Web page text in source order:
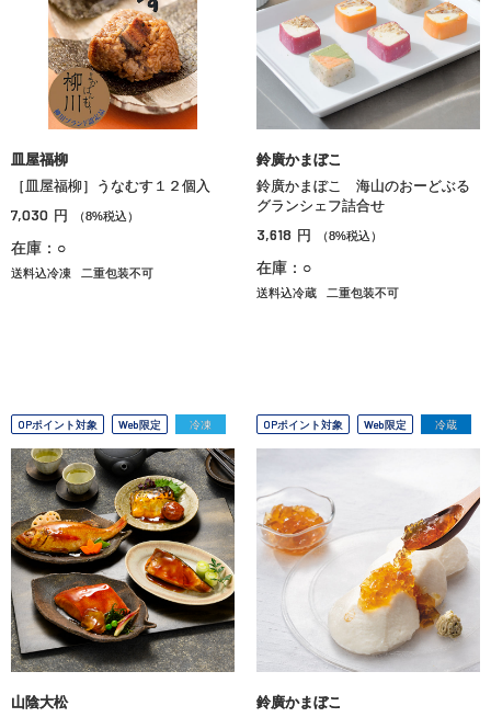
皿屋福柳
［皿屋福柳］うなむす１２個入
7,030 円 （8%税込）
在庫：○
送料込冷凍 二重包装不可
鈴廣かまぼこ
鈴廣かまぼこ 海山のおーどぶる
グランシェフ詰合せ
3,618 円 （8%税込）
在庫：○
送料込冷蔵 二重包装不可
OPポイント対象 Web限定 冷凍
山陰大松
OPポイント対象 Web限定 冷蔵
鈴廣かまぼこ